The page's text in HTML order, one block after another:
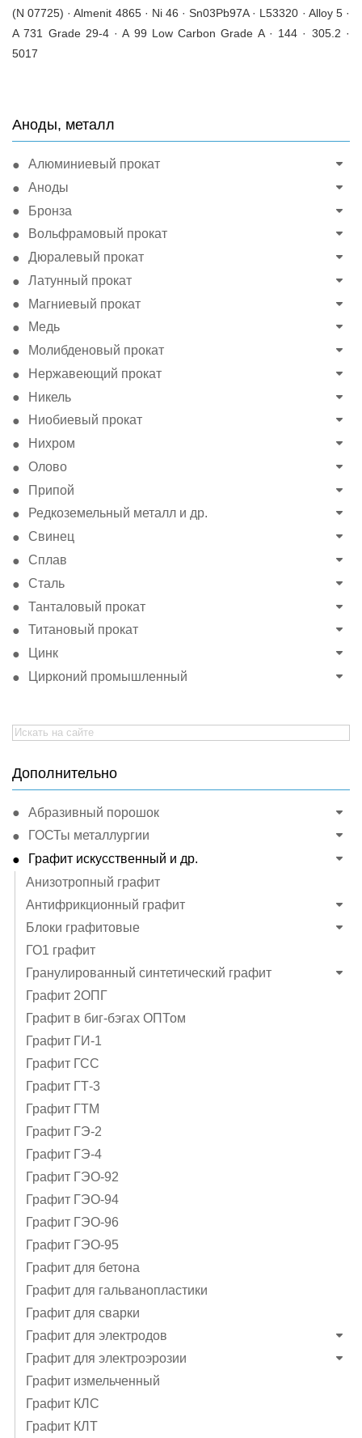
Аноды, металл
Алюминиевый прокат
Аноды
Бронза
Вольфрамовый прокат
Дюралевый прокат
Латунный прокат
Магниевый прокат
Медь
Молибденовый прокат
Нержавеющий прокат
Никель
Ниобиевый прокат
Нихром
Олово
Припой
Редкоземельный металл и др.
Свинец
Сплав
Сталь
Танталовый прокат
Титановый прокат
Цинк
Цирконий промышленный
(N 07725) · Almenit 4865 · Ni 46 · Sn03Pb97A · L53320 · Alloy 5 ·
A 731 Grade 29-4 · A 99 Low Carbon Grade A · 144 · 305.2 ·
5017
Search
for:
Дополнительно
Абразивный порошок
ГОСТы металлургии
Графит искусственный и др.
Анизотропный графит
Антифрикционный графит
Блоки графитовые
ГО1 графит
Гранулированный синтетический графит
Графит 2ОПГ
Графит в биг-бэгах ОПТом
Графит ГИ-1
Графит ГСС
Графит ГТ-3
Графит ГТМ
Графит ГЭ-2
Графит ГЭ-4
Графит ГЭO-92
Графит ГЭO-94
Графит ГЭO-96
Графит ГЭО-95
Графит для бетона
Графит для гальванопластики
Графит для сварки
Графит для электродов
Графит для электроэрозии
Графит измельченный
Графит КЛС
Графит КЛТ